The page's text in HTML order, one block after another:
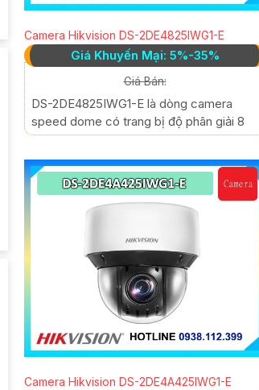
Camera Hikvision DS-2DE4825IWG1-E
Giá Khuyến Mại: 5%-35%
Giá Bán:
DS-2DE4825IWG1-E là dòng camera
speed dome có trang bị độ phân giải 8
Camera Hikvision DS-2DE4A425IWG1-E